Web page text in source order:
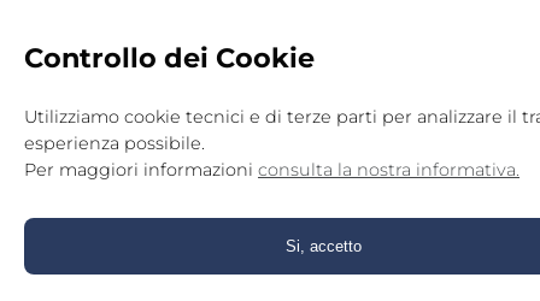
Controllo dei Cookie
Utilizziamo cookie tecnici e di terze parti per analizzare il
esperienza possibile.
Per maggiori informazioni consulta la nostra informativa.
Si, accetto